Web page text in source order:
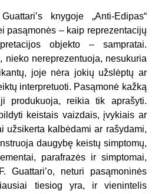
knygoje „Anti-Edipas“
pasąmonės – kaip reprezentacijų
objekto – sampratai.
nieko nereprezentuoja, nesukuria
joje nėra jokių užslėptų ar
interpretuoti. Pasąmonė kažką
produkuoja, reikia tik aprašyti.
keistais vaizdais, įvykiais ar
užsikerta kalbėdami ar rašydami,
daugybę keistų simptomų,
parafrazės ir simptomai,
Guattari’o, neturi pasąmoninės
tiesiog yra, ir vienintelis